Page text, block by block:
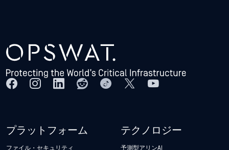
プラットフォーム
ファイル・セキュリティ
テクノロジー
予測型アリンAI